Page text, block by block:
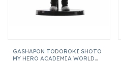
GASHAPON TODOROKI SHOTO
MY HERO ACADEMIA WORLD